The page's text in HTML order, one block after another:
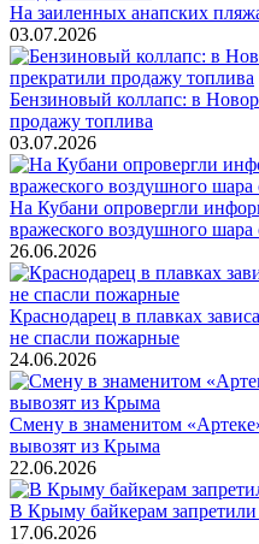
На заиленных анапских
03.07.2026
Бензиновый коллапс: в
продажу топлива
03.07.2026
На Кубани опровергли
вражеского воздушного шара
26.06.2026
Краснодарец в плавках
не спасли пожарные
24.06.2026
Смену в знаменитом
вывозят из Крыма
22.06.2026
В Крыму байкерам
17.06.2026